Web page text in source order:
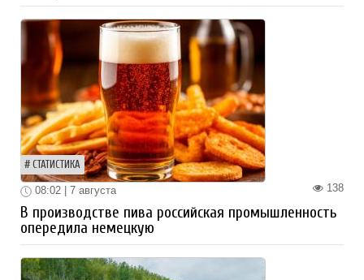
СТАТИСТИКА
138
08:02 | 7 августа
В производстве пива российская промышленность
опередила немецкую